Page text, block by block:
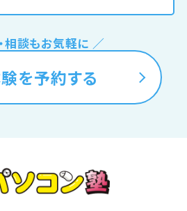
相談もお気軽に ／
を予約する